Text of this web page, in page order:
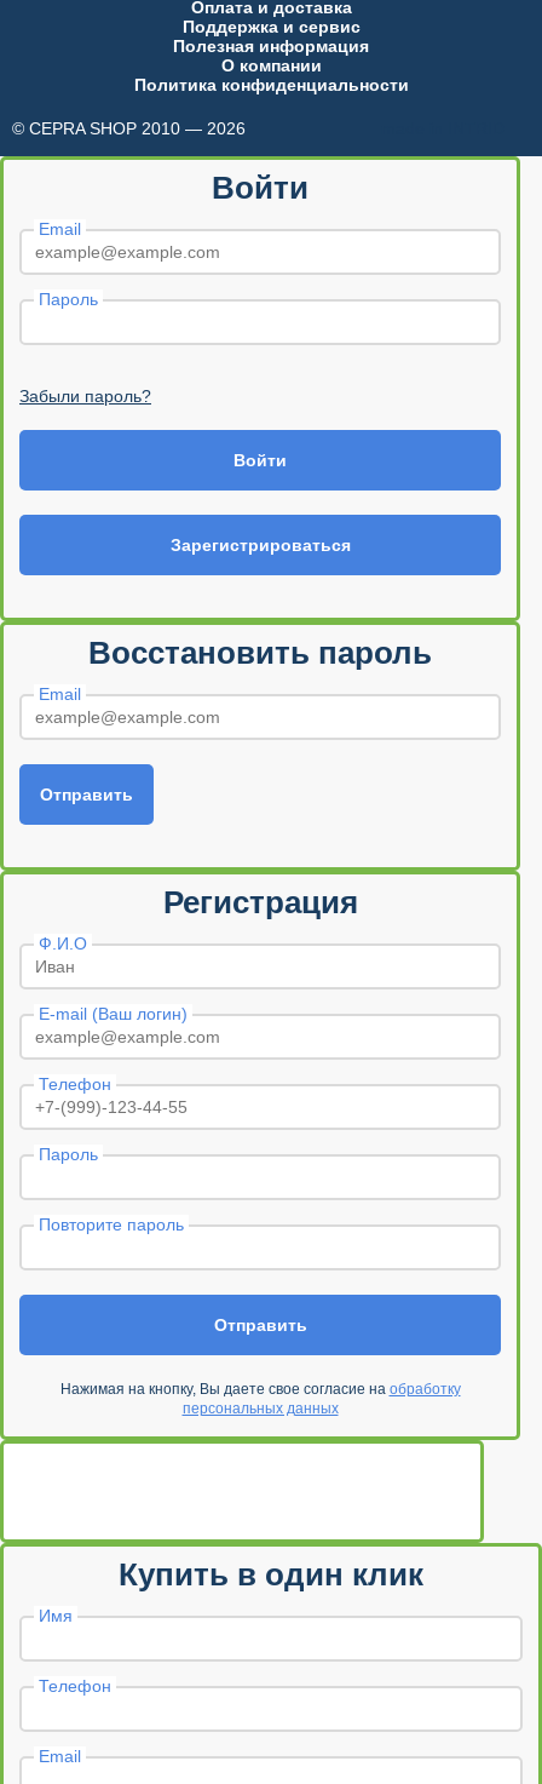
Оплата и доставка
Поддержка и сервис
Полезная информация
О компании
Политика конфиденциальности
© CEPRA SHOP 2010 — 2026
Войти
Email
Пароль
Забыли пароль?
Войти
Зарегистрироваться
Восстановить пароль
Email
Отправить
Регистрация
Ф.И.О
E-mail (Ваш логин)
Телефон
Пароль
Повторите пароль
Отправить
Нажимая на кнопку, Вы даете свое согласие на обработку
персональных данных
Купить в один клик
Имя
Телефон
Email